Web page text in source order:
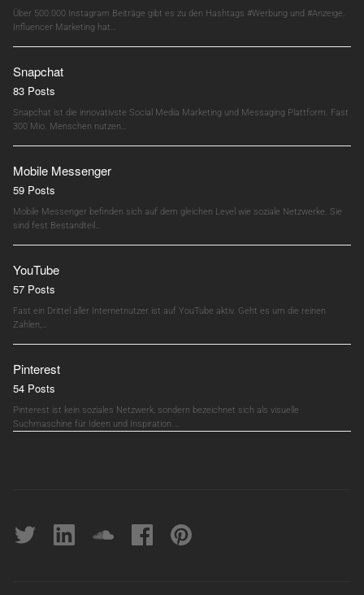
Über 500.000 Instagram Beiträge gibt es zu den Hashtags #Werbung und #Anzeige.
Influencer Marketing hat…
Snapchat
83 Posts
Snapchat ist die innovativste Social Media Marketing und Messaging Plattform. Fast
300 Mio. Menschen nutzen…
Mobile Messenger
59 Posts
Mobile Messenger befinden sich auf dem gleichen Level wie soziale Netzwerke. Sie
sind fest Bestandteil…
YouTube
57 Posts
Fast ein Drittel aller Internetnutzer ist auf YouTube aktiv. Geht es um die reinen
Zahlen,…
Pinterest
54 Posts
Pinterest ist kein soziales Netzwerk, sondern bezeichnet sich als visuelle
Suchmaschine für Ideen und Inspiration.…
Twitter linkedin soundcloudFacebookpinterest